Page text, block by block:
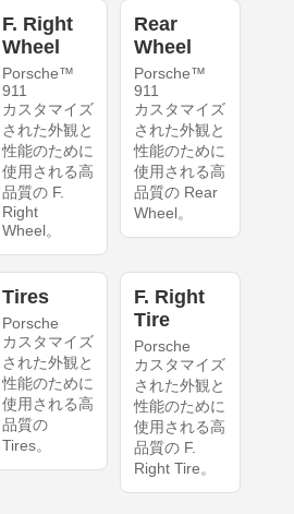
F. Right
Wheel
Porsche™
911
カスタマイズ
された外観と
性能のために
使用される高
品質の F.
Right
Wheel。
Rear
Wheel
Porsche™
911
カスタマイズ
された外観と
性能のために
使用される高
品質の Rear
Wheel。
Tires
Porsche
カスタマイズ
された外観と
性能のために
使用される高
品質の
Tires。
F. Right
Tire
Porsche
カスタマイズ
された外観と
性能のために
使用される高
品質の F.
Right Tire。